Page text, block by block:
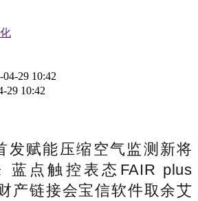
04-29 10:42
29 10:42
赋能压缩空气监测新将
蓝点触控表态FAIR plus
产链接会宝信软件取余艾